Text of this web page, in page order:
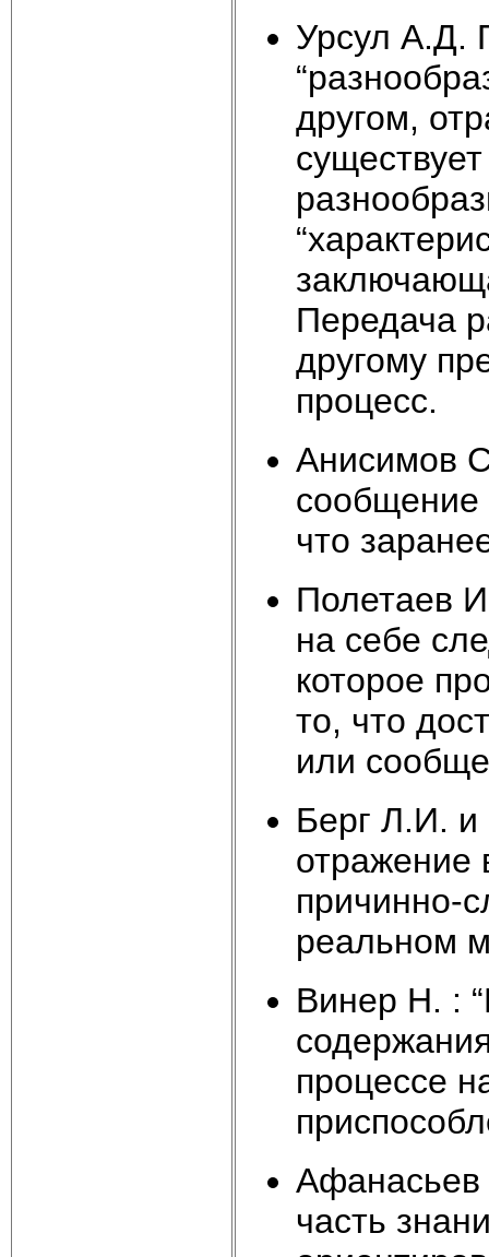
Урсул А.Д.
другом,
Передача
другому
процесс.
Анисимов
сообщение
что
Полетаев
на себе
которое
то, что
или
Берг Л.И.
отражение
причинно-
реальном
Винер Н. :
процессе
Афанасьев
часть